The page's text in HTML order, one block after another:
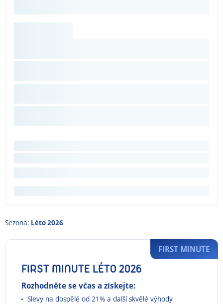
Sezona: Léto 2026
FIRST MINUTE LÉTO 2026
Rozhodněte se včas a získejte:
Slevy na dospělé od 21% a další skvělé výhody
FIRST MINUTE